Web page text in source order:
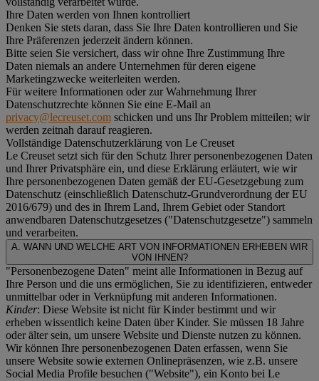
Ihre Daten werden von Ihnen kontrolliert
Denken Sie stets daran, dass Sie Ihre Daten kontrollieren und Sie
Ihre Präferenzen jederzeit ändern können.
Bitte seien Sie versichert, dass wir ohne Ihre Zustimmung Ihre
Daten niemals an andere Unternehmen für deren eigene
Marketingzwecke weiterleiten werden.
Für weitere Informationen oder zur Wahrnehmung Ihrer
Datenschutzrechte können Sie eine E-Mail an
privacy@lecreuset.com schicken und uns Ihr Problem mitteilen; wir
werden zeitnah darauf reagieren.
Vollständige Datenschutzerklärung von Le Creuset
Le Creuset setzt sich für den Schutz Ihrer personenbezogenen Daten
und Ihrer Privatsphäre ein, und diese Erklärung erläutert, wie wir
Ihre personenbezogenen Daten gemäß der EU-Gesetzgebung zum
Datenschutz (einschließlich Datenschutz-Grundverordnung der EU
2016/679) und des in Ihrem Land, Ihrem Gebiet oder Standort
anwendbaren Datenschutzgesetzes ("Datenschutzgesetze") sammeln
und verarbeiten.
A. WANN UND WELCHE ART VON INFORMATIONEN ERHEBEN WIR
VON IHNEN?
"Personenbezogene Daten" meint alle Informationen in Bezug auf
Ihre Person und die uns ermöglichen, Sie zu identifizieren, entweder
unmittelbar oder in Verknüpfung mit anderen Informationen.
Kinder: Diese Website ist nicht für Kinder bestimmt und wir
erheben wissentlich keine Daten über Kinder. Sie müssen 18 Jahre
oder älter sein, um unsere Website und Dienste nutzen zu können.
Wir können Ihre personenbezogenen Daten erfassen, wenn Sie
unsere Website sowie externen Onlinepräsenzen, wie z.B. unsere
Social Media Profile besuchen ("Website"), ein Konto bei Le